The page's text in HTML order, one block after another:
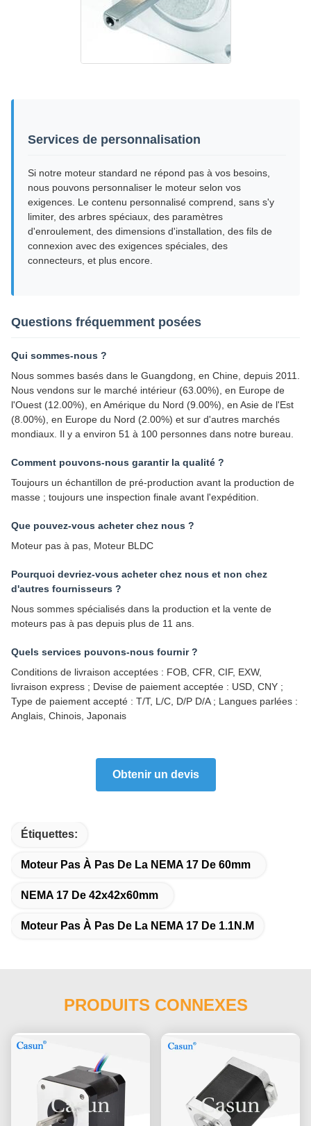
Services de personnalisation
Si notre moteur standard ne répond pas à vos besoins,
nous pouvons personnaliser le moteur selon vos
exigences. Le contenu personnalisé comprend, sans s'y
limiter, des arbres spéciaux, des paramètres
d'enroulement, des dimensions d'installation, des fils de
connexion avec des exigences spéciales, des
connecteurs, et plus encore.
Questions fréquemment posées
Qui sommes-nous ?
Nous sommes basés dans le Guangdong, en Chine, depuis 2011.
Nous vendons sur le marché intérieur (63.00%), en Europe de
l'Ouest (12.00%), en Amérique du Nord (9.00%), en Asie de l'Est
(8.00%), en Europe du Nord (2.00%) et sur d'autres marchés
mondiaux. Il y a environ 51 à 100 personnes dans notre bureau.
Comment pouvons-nous garantir la qualité ?
Toujours un échantillon de pré-production avant la production de
masse ; toujours une inspection finale avant l'expédition.
Que pouvez-vous acheter chez nous ?
Moteur pas à pas, Moteur BLDC
Pourquoi devriez-vous acheter chez nous et non chez
d'autres fournisseurs ?
Nous sommes spécialisés dans la production et la vente de
moteurs pas à pas depuis plus de 11 ans.
Quels services pouvons-nous fournir ?
Conditions de livraison acceptées : FOB, CFR, CIF, EXW,
livraison express ; Devise de paiement acceptée : USD, CNY ;
Type de paiement accepté : T/T, L/C, D/P D/A ; Langues parlées :
Anglais, Chinois, Japonais
Obtenir un devis
Étiquettes:
Moteur Pas À Pas De La NEMA 17 De 60mm
NEMA 17 De 42x42x60mm
Moteur Pas À Pas De La NEMA 17 De 1.1N.M
PRODUITS CONNEXES